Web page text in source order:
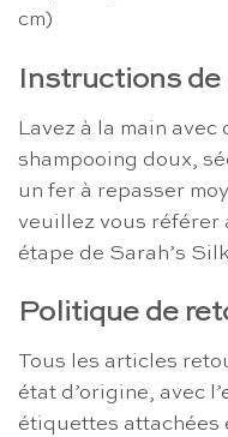
cm)
Instructions de
Lavez à la main
shampooing doux,
un fer à repasser
veuillez vous référer
étape de Sarah’s
Politique de
Tous les articles
état d’origine, avec
étiquettes attachées